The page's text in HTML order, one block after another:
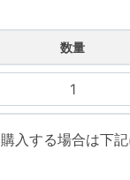
数量
入する場合は下